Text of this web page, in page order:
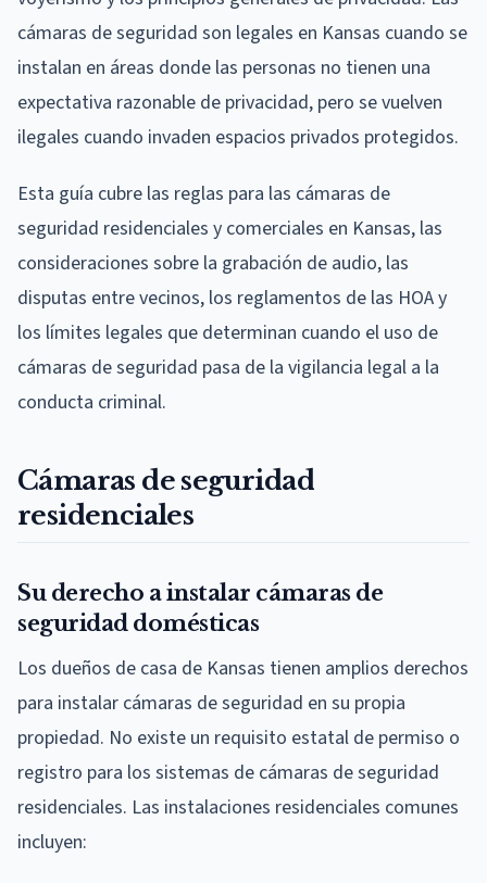
cámaras de seguridad son legales en Kansas cuando se
instalan en áreas donde las personas no tienen una
expectativa razonable de privacidad, pero se vuelven
ilegales cuando invaden espacios privados protegidos.
Esta guía cubre las reglas para las cámaras de
seguridad residenciales y comerciales en Kansas, las
consideraciones sobre la grabación de audio, las
disputas entre vecinos, los reglamentos de las HOA y
los límites legales que determinan cuando el uso de
cámaras de seguridad pasa de la vigilancia legal a la
conducta criminal.
Cámaras de seguridad
residenciales
Su derecho a instalar cámaras de
seguridad domésticas
Los dueños de casa de Kansas tienen amplios derechos
para instalar cámaras de seguridad en su propia
propiedad. No existe un requisito estatal de permiso o
registro para los sistemas de cámaras de seguridad
residenciales. Las instalaciones residenciales comunes
incluyen: